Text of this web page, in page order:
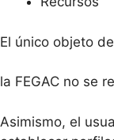
El único objeto
la FEGAC no se
Asimismo, el